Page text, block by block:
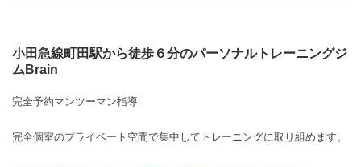
小田急線町田駅から徒歩６分のパーソナルトレーニングジ
ムBrain
完全予約マンツーマン指導
完全個室のプライベート空間で集中してトレーニングに取り組めます。